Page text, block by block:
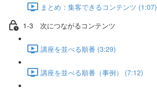
まとめ：集客できるコンテンツ (1:07)
1-3 次につながるコンテンツ
講座を並べる順番 (3:29)
講座を並べる順番（事例） (7:12)